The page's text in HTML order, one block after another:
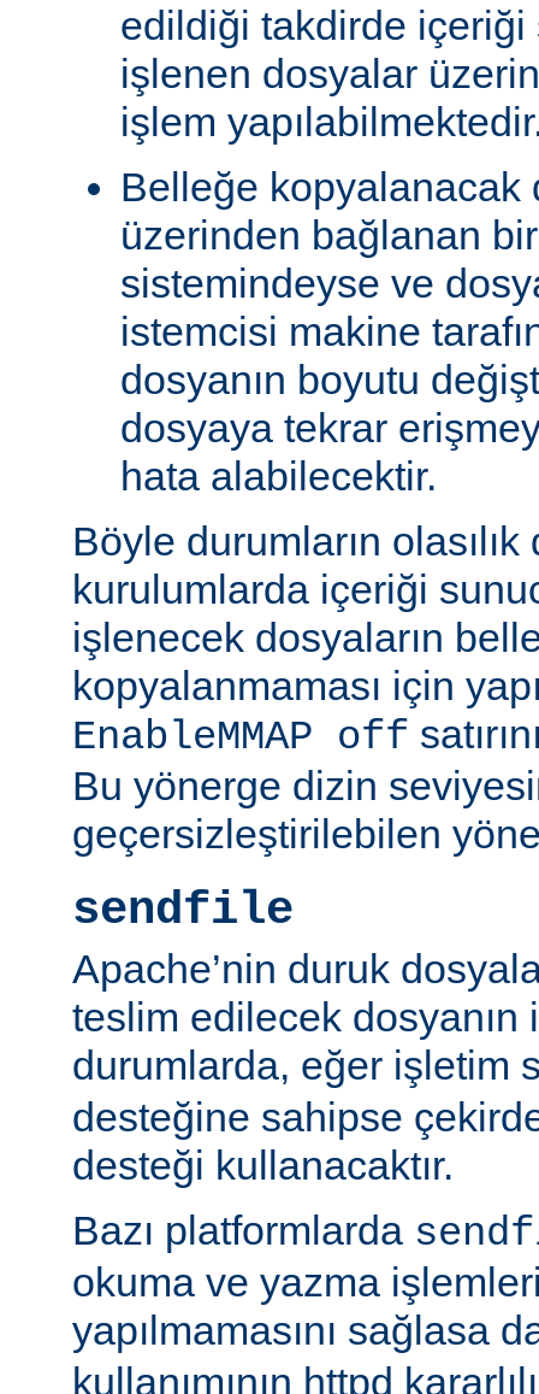
edildiği takdirde içeriği
işlenen dosyalar
işlem
Belleğe kopyalanacak
üzerinden bağlanan
sistemindeyse ve
istemcisi makine
dosyanın boyutu
dosyaya tekrar
hata alabilecektir.
Böyle durumların
kurulumlarda içeriği
işlenecek dosyaların
kopyalanmaması için
EnableMMAP off
Bu yönerge dizin
geçersizleştirilebilen
sendfile
Apache’nin duruk
teslim edilecek dosyanın
durumlarda, eğer işletim
desteğine sahipse
desteği kullanacaktır.
Bazı platformlarda
okuma ve yazma
yapılmamasını sağlasa
kullanımının httpd